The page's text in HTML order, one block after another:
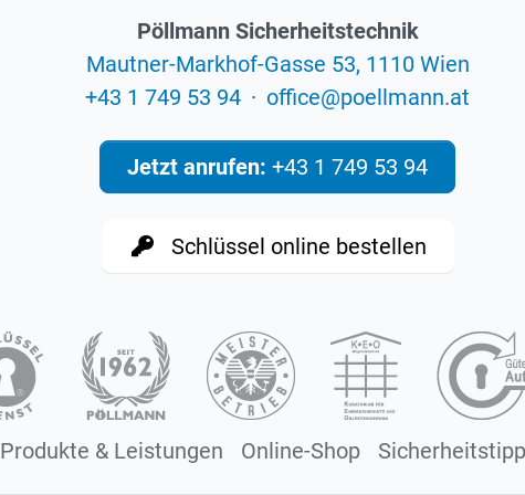
Pöllmann Sicherheitstechnik
Mautner-Markhof-Gasse 53, 1110 Wien
+43 1 749 53 94 · ta.nnamlleop
@
eciffo
Jetzt anrufen: +43 1 749 53 94
Schlüssel online bestellen
Produkte & Leistungen Online-Shop